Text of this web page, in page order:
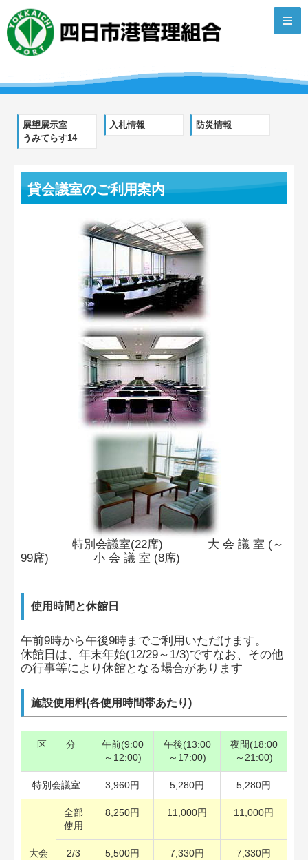
展望展示室
うみてらす14
入札情報 防災情報
貸会議室のご利用案内
特別会議室(22席) 大 会 議 室 (～
99席) 小 会 議 室 (8席)
使用時間と休館日
午前9時から午後9時までご利用いただけます。
休館日は、年末年始(12/29～1/3)ですなお、その他
の行事等により休館となる場合があります
施設使用料(各使用時間帯あたり)
区 分
午前(9:00
～12:00)
午後(13:00
～17:00)
夜間(18:00
～21:00)
特別会議室 3,960円 5,280円 5,280円
大会
全部
使用
8,250円 11,000円 11,000円
2/3
5,500円 7,330円 7,330円